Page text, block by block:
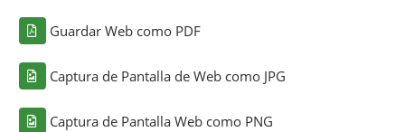
Guardar Web como PDF
Captura de Pantalla de Web como JPG
Captura de Pantalla Web como PNG